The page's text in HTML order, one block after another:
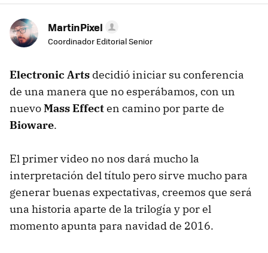
MartinPixel
Coordinador Editorial Senior
Electronic Arts decidió iniciar su conferencia
de una manera que no esperábamos, con un
nuevoMass Effecten camino por parte de
Bioware.
El primer video no nos dará mucho la
interpretación del título pero sirve mucho para
generar buenas expectativas, creemos que será
una historia aparte de la trilogía y por el
momento apunta para navidad de 2016.